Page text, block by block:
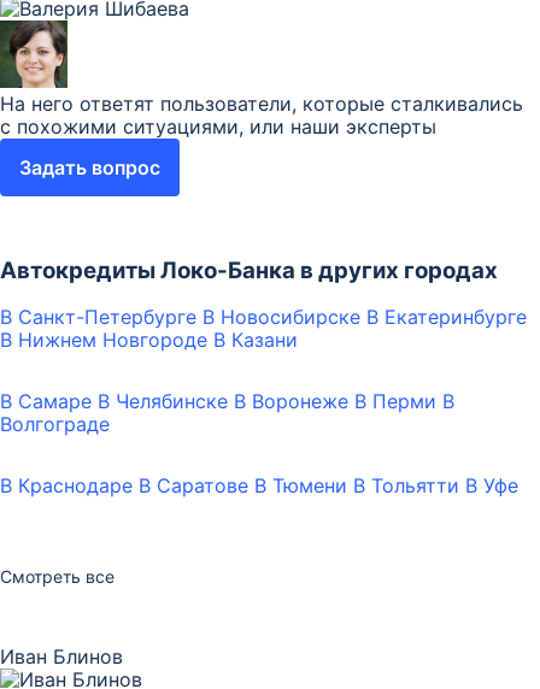
На него ответят пользователи, которые сталкивались
с похожими ситуациями, или наши эксперты
Задать вопрос
Автокредиты Локо-Банка в других городах
В Санкт-Петербурге В Новосибирске В Екатеринбурге
В Нижнем Новгороде В Казани
В Самаре В Челябинске В Воронеже В Перми В
Волгограде
В Краснодаре В Саратове В Тюмени В Тольятти В Уфе
Смотреть все
Иван Блинов